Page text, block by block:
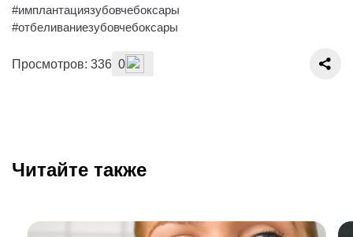
#имплантациязубовчебоксары
#отбеливаниезубовчебоксары
Просмотров: 336 0
Читайте также